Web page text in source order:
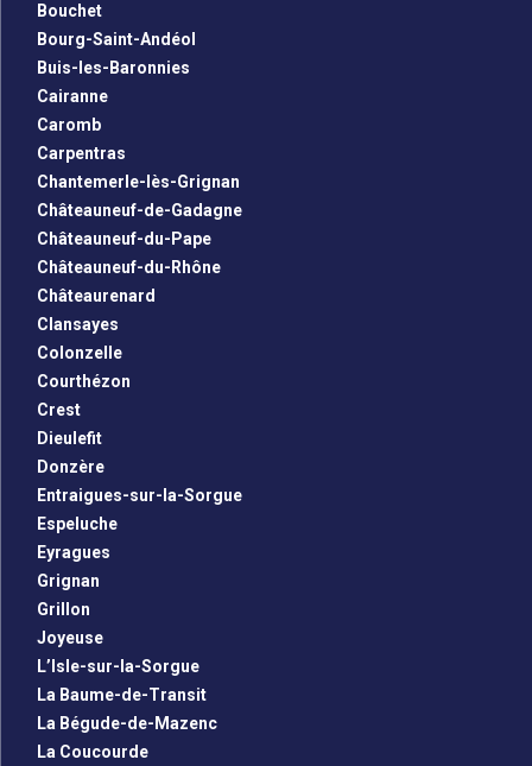
Bouchet
Bourg-Saint-Andéol
Buis-les-Baronnies
Cairanne
Caromb
Carpentras
Chantemerle-lès-Grignan
Châteauneuf-de-Gadagne
Châteauneuf-du-Pape
Châteauneuf-du-Rhône
Châteaurenard
Clansayes
Colonzelle
Courthézon
Crest
Dieulefit
Donzère
Entraigues-sur-la-Sorgue
Espeluche
Eyragues
Grignan
Grillon
Joyeuse
L’Isle-sur-la-Sorgue
La Baume-de-Transit
La Bégude-de-Mazenc
La Coucourde